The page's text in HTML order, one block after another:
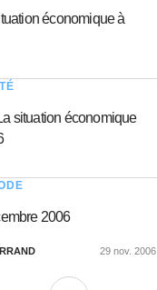
économique à
situation économique
2006
29 nov. 2006